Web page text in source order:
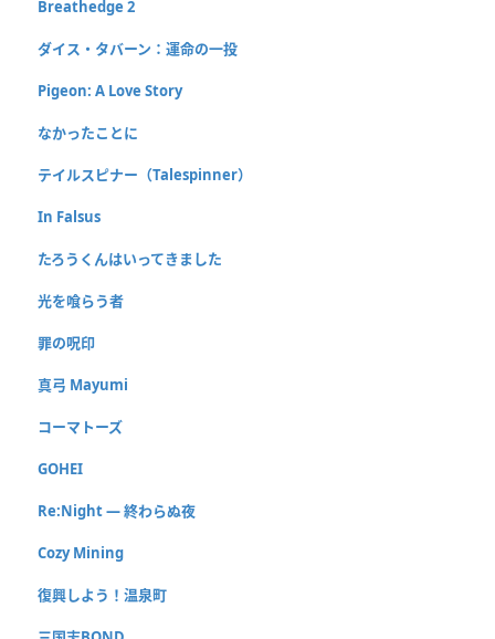
Breathedge 2
ダイス・タバーン：運命の一投
Pigeon: A Love Story
なかったことに
テイルスピナー（Talespinner）
In Falsus
たろうくんはいってきました
光を喰らう者
罪の呪印
真弓 Mayumi
コーマトーズ
GOHEI
Re:Night ― 終わらぬ夜
Cozy Mining
復興しよう！温泉町